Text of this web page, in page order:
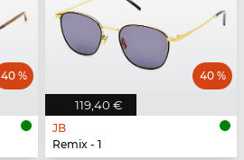
40 %
119,40 €
40 %
JB
Remix - 1